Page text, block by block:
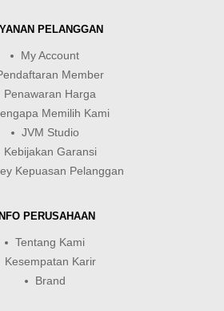
PELANGGAN
My Account
Member
Penawaran Harga
Memilih Kami
JVM Studio
Kebijakan Garansi
Kepuasan Pelanggan
INFO PERUSAHAAN
Tentang Kami
Kesempatan Karir
Brand